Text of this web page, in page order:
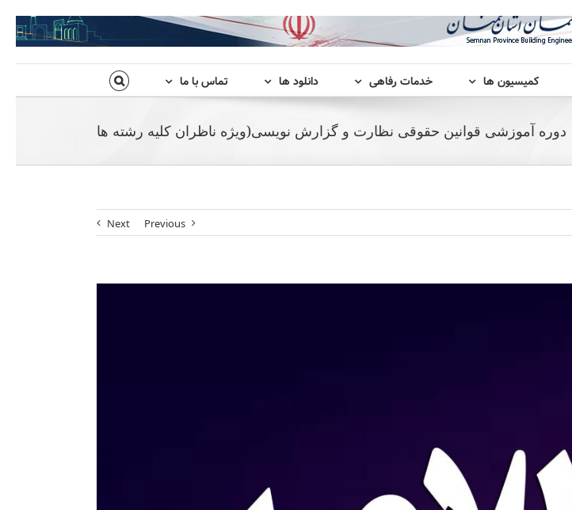
کمیسیون ها خدمات رفاهی دانلود ها تماس با ما
دوره آموزشی قوانین حقوقی نظارت و گزارش نویسی(ویژه ناظران کلیه رشته ها
Previous
Next